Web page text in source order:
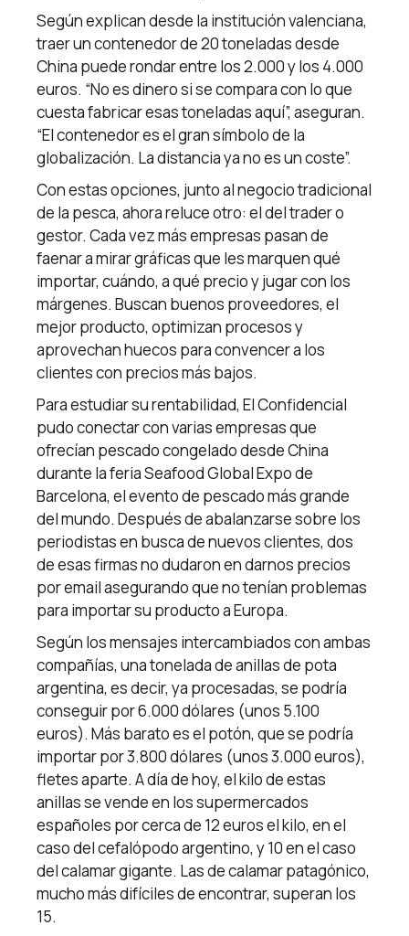
Según explican desde la institución valenciana,
traer un contenedor de 20 toneladas desde
China puede rondar entre los 2.000 y los 4.000
euros. “No es dinero si se compara con lo que
cuesta fabricar esas toneladas aquí”, aseguran.
“El contenedor es el gran símbolo de la
globalización. La distancia ya no es un coste”.
Con estas opciones, junto al negocio tradicional
de la pesca, ahora reluce otro: el del trader o
gestor. Cada vez más empresas pasan de
faenar a mirar gráficas que les marquen qué
importar, cuándo, a qué precio y jugar con los
márgenes. Buscan buenos proveedores, el
mejor producto, optimizan procesos y
aprovechan huecos para convencer a los
clientes con precios más bajos.
Para estudiar su rentabilidad, El Confidencial
pudo conectar con varias empresas que
ofrecían pescado congelado desde China
durante la feria Seafood Global Expo de
Barcelona, el evento de pescado más grande
del mundo. Después de abalanzarse sobre los
periodistas en busca de nuevos clientes, dos
de esas firmas no dudaron en darnos precios
por email asegurando que no tenían problemas
para importar su producto a Europa.
Según los mensajes intercambiados con ambas
compañías, una tonelada de anillas de pota
argentina, es decir, ya procesadas, se podría
conseguir por 6.000 dólares (unos 5.100
euros). Más barato es el potón, que se podría
importar por 3.800 dólares (unos 3.000 euros),
fletes aparte. A día de hoy, el kilo de estas
anillas se vende en los supermercados
españoles por cerca de 12 euros el kilo, en el
caso del cefalópodo argentino, y 10 en el caso
del calamar gigante. Las de calamar patagónico,
mucho más difíciles de encontrar, superan los
15.